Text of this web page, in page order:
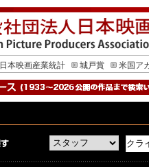
日本映画産業統計 城戸賞 米国ア